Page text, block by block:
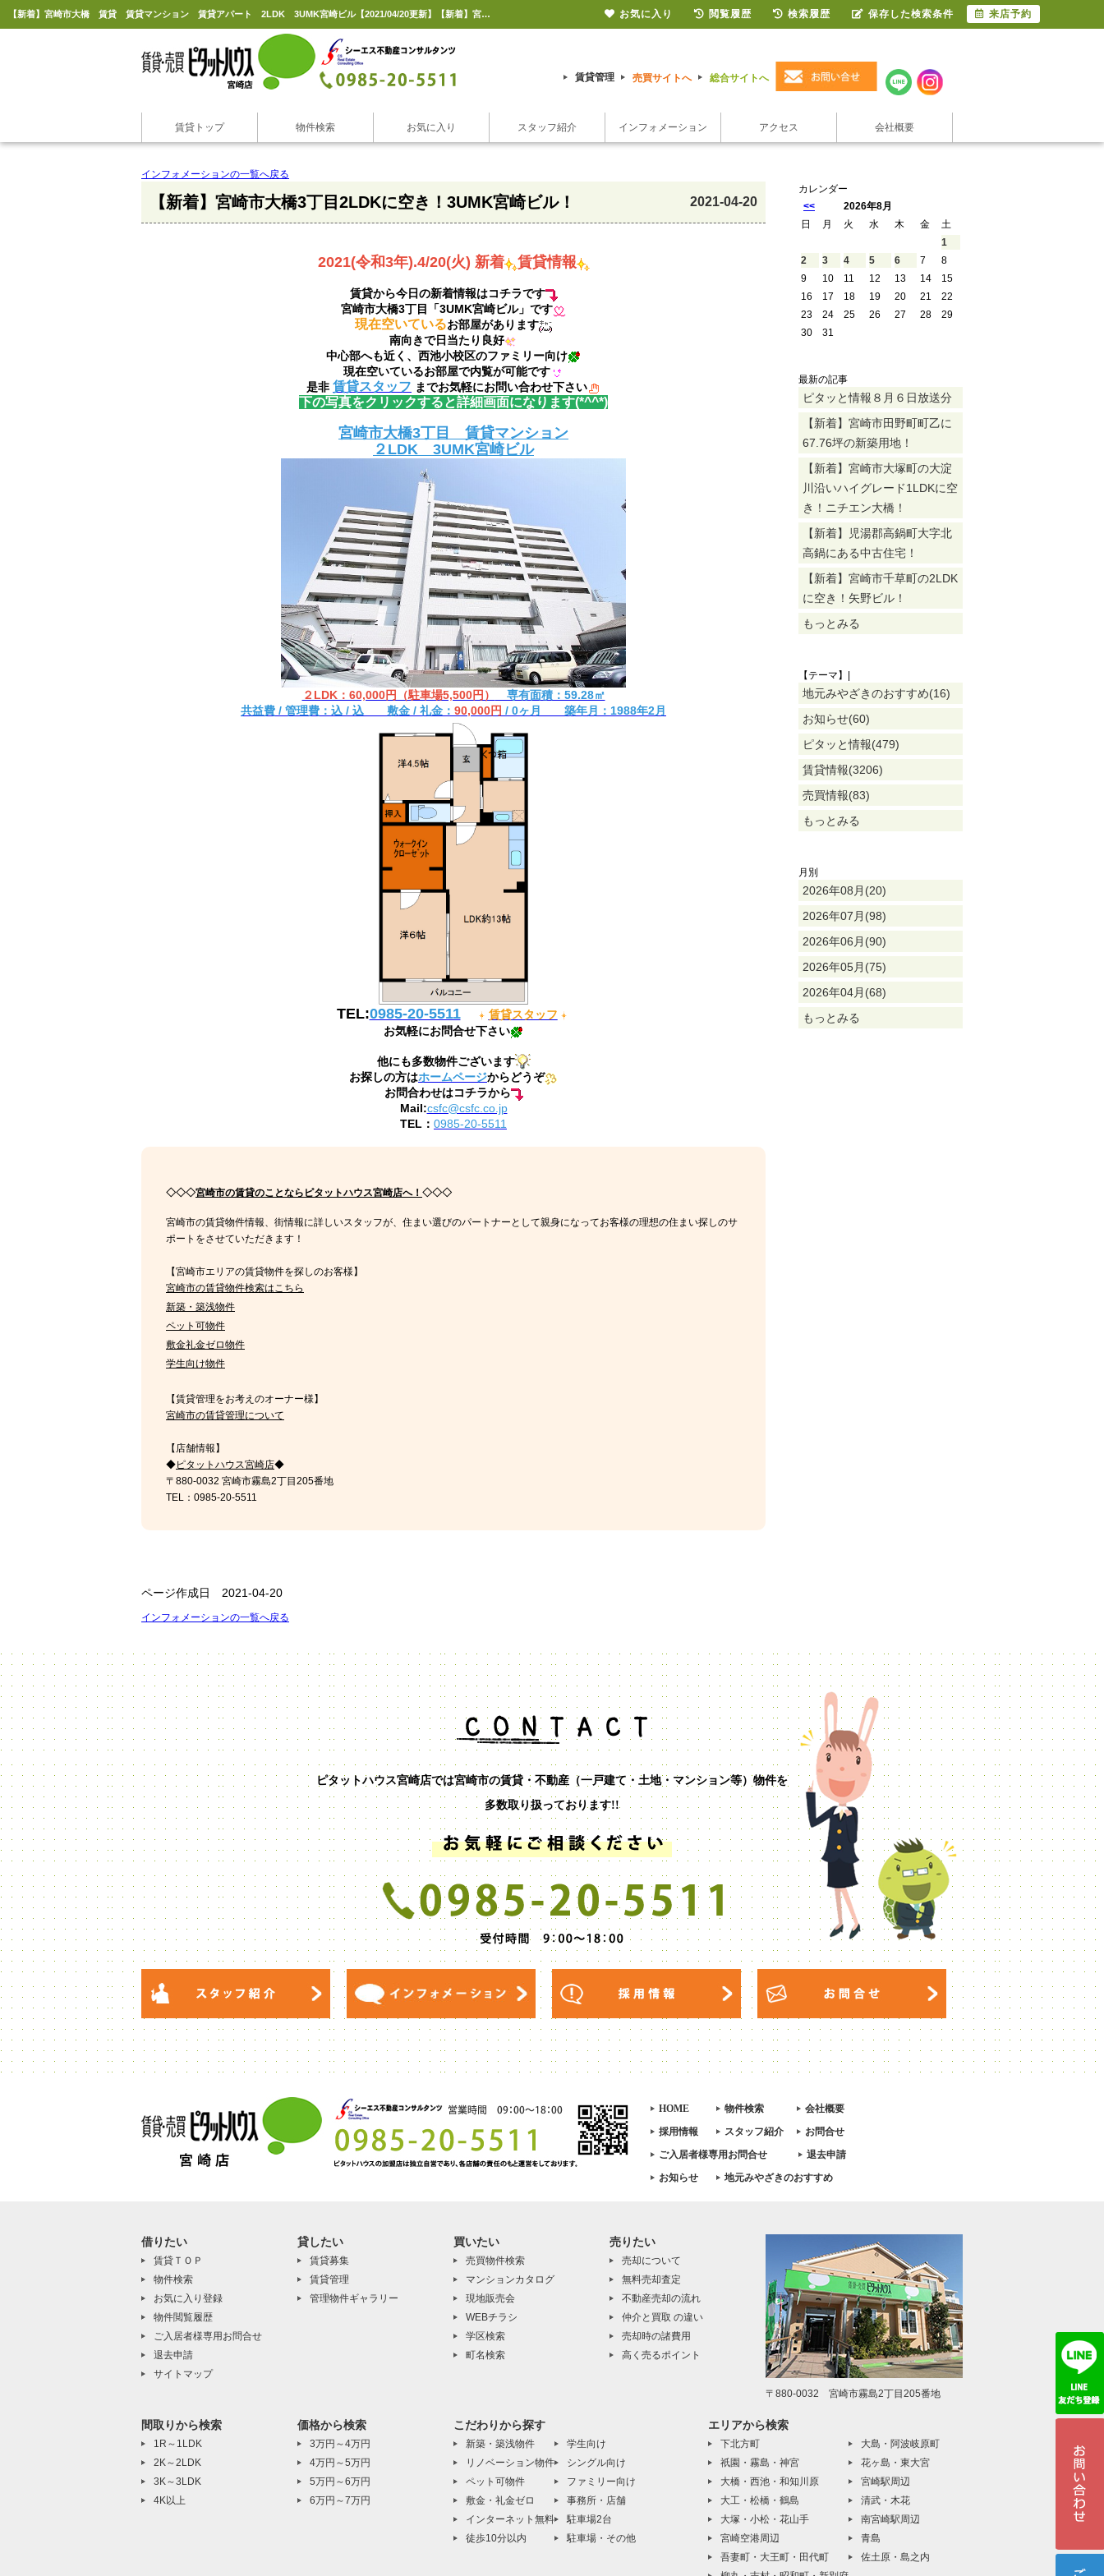
【新着】宮崎市大橋 賃貸 賃貸マンション 賃貸アパート 2LDK 3UMK宮崎ビル【2021/04/20更新】【新着】宮崎市大橋3丁目2LDKに空き！3UMK宮崎ビル！ |宮崎市の賃貸のことならシーエス不動産コンサルタンツ【ピタットハウス宮崎店】
賃貸管理 売買サイトへ 総合サイトへ
賃貸トップ 物件検索 お気に入り スタッフ紹介 インフォメーション アクセス 会社概要
インフォメーションの一覧へ戻る
【新着】宮崎市大橋3丁目2LDKに空き！3UMK宮崎ビル！ 2021-04-20
2021(令和3年).4/20(火) 新着 賃貸情報
賃貸から今日の新着情報はコチラです
宮崎市大橋3丁目「3UMK宮崎ビル」です
現在空いているお部屋があります
南向きで日当たり良好
中心部へも近く、西池小校区のファミリー向け
現在空いているお部屋で内覧が可能です
是非 賃貸スタッフ までお気軽にお問い合わせ下さい
下の写真をクリックすると詳細画面になります(*^^*)
宮崎市大橋3丁目 賃貸マンション
２LDK 3UMK宮崎ビル
２LDK：60,000円（駐車場5,500円）
専有面積：59.28㎡
共益費 / 管理費：込 / 込 敷金 / 礼金： 90,000円 / 0ヶ月 築年月：1988年2月
TEL:0985-20-5511
賃貸スタッフ
お気軽にお問合せ下さい
他にも多数物件ございます
お探しの方はホームページからどうぞ
お問合わせはコチラから
Mail:csfc@csfc.co.jp
TEL： 0985-20-5511
◇◇◇宮崎市の賃貸のことならピタットハウス宮崎店へ！ ◇◇◇
宮崎市の賃貸物件情報、街情報に詳しいスタッフが、住まい選びのパートナーとして親身になってお客様の理想の住まい探しのサ
ポートをさせていただきます！
【宮崎市エリアの賃貸物件を探しのお客様】
宮崎市の賃貸物件検索はこちら
新築・築浅物件
ペット可物件
敷金礼金ゼロ物件
学生向け物件
【賃貸管理をお考えのオーナー様】
宮崎市の賃貸管理について
【店舗情報】
◆ピタットハウス宮崎店◆
〒880-0032 宮崎市霧島2丁目205番地
TEL：0985-20-5511
ページ作成日 2021-04-20
カレンダー
<<
2026年8月
日
月 火 水 木 金
土
1
2
3 4 5 6 7
8
9
10 11 12 13 14
15
16
17 18 19 20 21
22
23
24 25 26 27 28
29
30
31
最新の記事
ピタッと情報８月６日放送分
【新着】宮崎市田野町町乙に
67.76坪の新築用地！
【新着】宮崎市大塚町の大淀
川沿いハイグレード1LDKに空
き！ニチエン大橋！
【新着】児湯郡高鍋町大字北
高鍋にある中古住宅！
【新着】宮崎市千草町の2LDK
に空き！矢野ビル！
もっとみる
【テーマ】|
地元みやざきのおすすめ(16)
お知らせ(60)
ピタッと情報(479)
賃貸情報(3206)
売買情報(83)
もっとみる
月別
2026年08月(20)
2026年07月(98)
2026年06月(90)
2026年05月(75)
2026年04月(68)
もっとみる
インフォメーションの一覧へ戻る
ピタットハウス宮崎店では宮崎市の賃貸・不動産（一戸建て・土地・マンション等）物件を
多数取り扱っております!!
HOME 物件検索
会社概要
採用情報
スタッフ紹介
お問合せ
ご入居者様専用お問合せ
退去申請
お知らせ
地元みやざきのおすすめ
借りたい
賃貸ＴＯＰ
物件検索
お気に入り登録
物件閲覧履歴
ご入居者様専用お問合せ
退去申請
サイトマップ
貸したい
賃貸募集
賃貸管理
管理物件ギャラリー
買いたい
売買物件検索
マンションカタログ
現地販売会
WEBチラシ
学区検索
町名検索
売りたい
売却について
無料売却査定
不動産売却の流れ
仲介と買取 の違い
売却時の諸費用
高く売るポイント
〒880-0032 宮崎市霧島2丁目205番地
間取りから検索
1R～1LDK
2K～2LDK
3K～3LDK
4K以上
価格から検索
3万円～4万円
4万円～5万円
5万円～6万円
6万円～7万円
こだわりから探す
新築・築浅物件
リノベーション物件
ペット可物件
敷金・礼金ゼロ
インターネット無料
徒歩10分以内
学生向け
シングル向け
ファミリー向け
事務所・店舗
駐車場2台
駐車場・その他
エリアから検索
下北方町
祇園・霧島・神宮
大橋・西池・和知川原
大工・松橋・鶴島
大塚・小松・花山手
宮崎空港周辺
吾妻町・大王町・田代町
大島・阿波岐原町
花ヶ島・東大宮
宮崎駅周辺
清武・木花
南宮崎駅周辺
青島
佐土原・島之内
お気に入り 閲覧履歴 検索履歴 保存した検索条件 来店予約